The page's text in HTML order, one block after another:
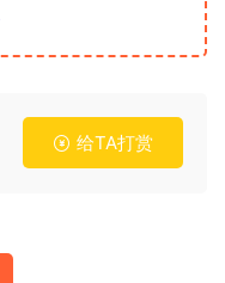
给TA打赏